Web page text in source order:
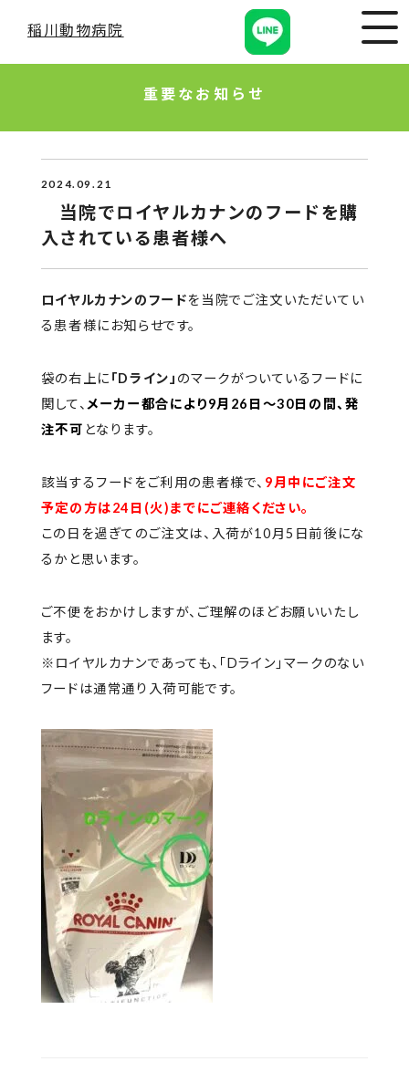
稲川動物病院
重要なお知らせ
2024.09.21
当院でロイヤルカナンのフードを購
入されている患者様へ
ロイヤルカナンのフードを当院でご注文いただいてい
る患者様にお知らせです。
袋の右上に 「Dライン」 のマークがついているフードに
関して、 メーカー都合により9月26日〜30日の間、発
注不可 となります。
該当するフードをご利用の患者様で、 9月中にご注文
予定の方は24日(火)までにご連絡ください。
この日を過ぎてのご注文は、入荷が10月5日前後にな
るかと思います。
ご不便をおかけしますが、ご理解のほどお願いいたし
ます。
※ロイヤルカナンであっても、「Dライン」マークのない
フードは通常通り入荷可能です。